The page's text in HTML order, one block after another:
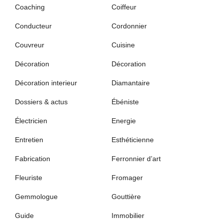
Coaching Coiffeur
Conducteur Cordonnier
Couvreur Cuisine
Décoration Décoration
Décoration interieur Diamantaire
Dossiers & actus Ébéniste
Électricien Energie
Entretien Esthéticienne
Fabrication Ferronnier d’art
Fleuriste Fromager
Gemmologue Gouttière
Guide Immobilier